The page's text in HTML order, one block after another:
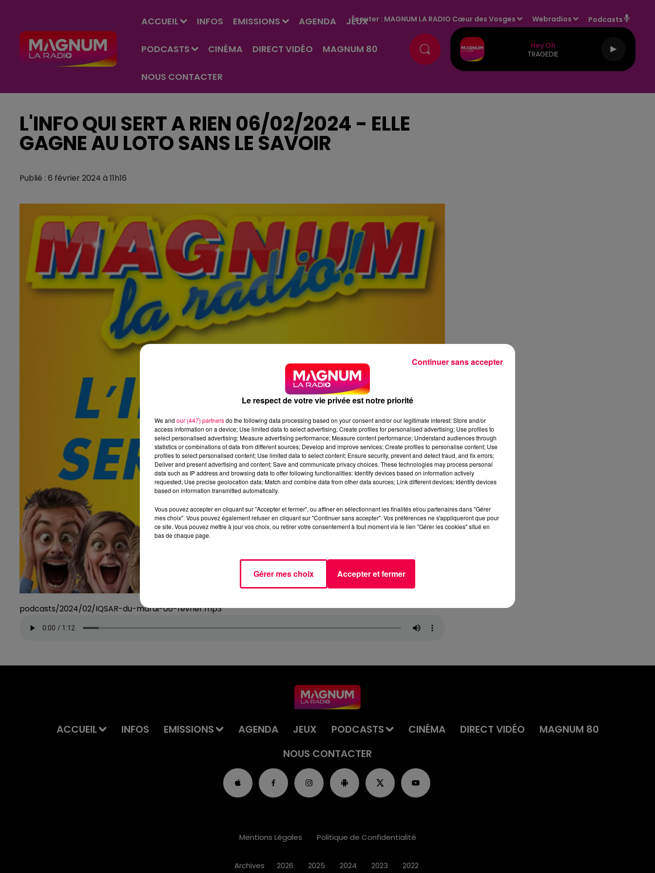
ACCUEIL INFOS EMISSIONS AGENDA JEUX
PODCASTS CINÉMA DIRECT VIDÉO MAGNUM 80
NOUS CONTACTER
Écouter : MAGNUM LA RADIO Cœur des Vosges Webradios Podcasts
Hey Oh
TRAGEDIE
L'INFO QUI SERT A RIEN 06/02/2024 - ELLE
GAGNE AU LOTO SANS LE SAVOIR
Publié : 6 février 2024 à 11h16
podcasts/2024/02/IQSAR-du-mardi-06-fevrier.mp3
ACCUEIL INFOS EMISSIONS AGENDA JEUX PODCASTS CINÉMA DIRECT VIDÉO
MAGNUM 80
NOUS CONTACTER
Mentions Légales Politique de Confidentialité
Archives 2026 2025 2024 2023 2022
Le respect de votre vie privée est notre priorité
We and our (447) partnersdo the following data processing based on your consent and/or our legitimate interest: Store and/or
access information on a device; Use limited data to select advertising; Create profiles for personalised advertising; Use profiles to
select personalised advertising; Measure advertising performance; Measure content performance; Understand audiences through
statistics or combinations of data from different sources; Develop and improve services; Create profiles to personalise content; Use
profiles to select personalised content; Use limited data to select content; Ensure security, prevent and detect fraud, and fix errors;
Deliver and present advertising and content; Save and communicate privacy choices. These technologies may process personal
data such as IP address and browsing data to offer following functionalities: Identify devices based on information actively
requested; Use precise geolocation data; Match and combine data from other data sources; Link different devices; Identify devices
based on information transmitted automatically.
Vous pouvez accepter en cliquant sur "Accepter et fermer", ou affiner en sélectionnant les finalités et/ou partenaires dans "Gérer
mes choix". Vous pouvez également refuser en cliquant sur "Continuer sans accepter". Vos préférences ne s'appliqueront que pour
ce site. Vous pouvez mettre à jour vos choix, ou retirer votre consentement à tout moment via le lien "Gérer les cookies" situé en
bas de chaque page.
Gérer mes choix Accepter et fermer
Continuer sans accepter